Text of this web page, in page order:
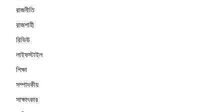
রাজনীতি
রাজশাহী
রিভিউ
লাইফস্টাইল
শিক্ষা
সম্পাদকীয়
সাক্ষাৎকার